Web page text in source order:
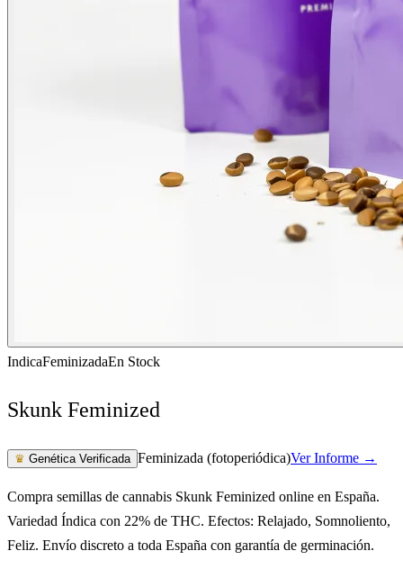
IndicaFeminizadaEn Stock
Skunk Feminized
♛ Genética Verificada Feminizada (fotoperiódica)Ver Informe →
Compra semillas de cannabis Skunk Feminized online en España.
Variedad Índica con 22% de THC. Efectos: Relajado, Somnoliento,
Feliz. Envío discreto a toda España con garantía de germinación.